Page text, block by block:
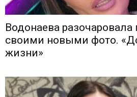
Водонаева
своими новыми фото.
жизни»